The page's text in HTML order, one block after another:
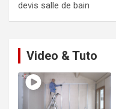
devis salle de bain
Video & Tuto